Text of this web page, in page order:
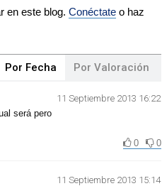
en este blog. Conéctate o haz
Por Fecha Por Valoración
11 Septiembre 2013 16:22
será pero
0
0
11 Septiembre 2013 15:14